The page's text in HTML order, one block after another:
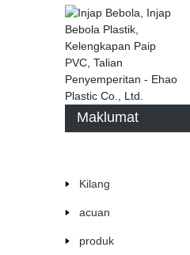
RUMAH
Maklumat
Kilang
acuan
produk